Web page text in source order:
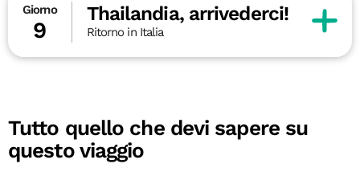
Giorno
9
Thailandia, arrivederci!
Ritorno in Italia
Tutto quello che devi sapere su
questo viaggio